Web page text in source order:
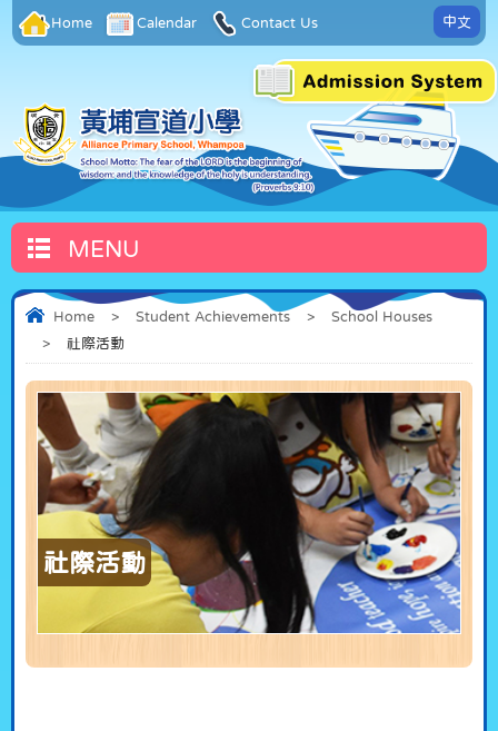
Home Calendar Contact Us 中文
MENU
Home > Student Achievements >
School Houses
>
社際活動
社際活動